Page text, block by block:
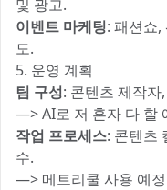
및 광고.
이벤트 마케팅: 패션쇼,
도.
5. 운영 계획
팀 구성: 콘텐츠 제작자
—> AI로 저 혼자 다 할
작업 프로세스: 콘텐츠
수.
—> 메트리쿨 사용 예정